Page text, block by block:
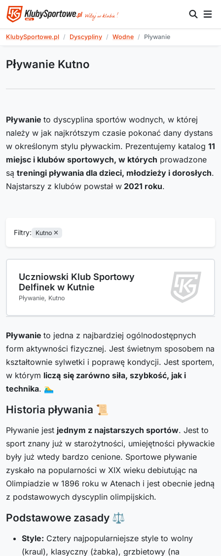
KlubySportowe.pl Dyscypliny Wodne Pływanie
Pływanie Kutno
Pływanie to dyscyplina sportów wodnych, w której
należy w jak najkrótszym czasie pokonać dany dystans
w określonym stylu pływackim. Prezentujemy katalog 11
miejsc i klubów sportowych, w których prowadzone
są treningi pływania dla dzieci, młodzieży i dorosłych.
Najstarszy z klubów powstał w 2021 roku.
Filtry: Kutno
Uczniowski Klub Sportowy
Delfinek w Kutnie
Pływanie, Kutno
Pływanie to jedna z najbardziej ogólnodostępnych
form aktywności fizycznej. Jest świetnym sposobem na
kształtownie sylwetki i poprawę kondycji. Jest sportem,
w którym liczą się zarówno siła, szybkość, jak i
technika. 🏊‍♂️
Historia pływania 📜
Pływanie jest jednym z najstarszych sportów. Jest to
sport znany już w starożytności, umiejętności pływackie
były już wtedy bardzo cenione. Sportowe pływanie
zyskało na popularności w XIX wieku debiutując na
Olimpiadzie w 1896 roku w Atenach i jest obecnie jedną
z podstawowych dyscyplin olimpijskich.
Podstawowe zasady ⚖️
Style: Cztery najpopularniejsze style to wolny
(kraul), klasyczny (żabka), grzbietowy (na